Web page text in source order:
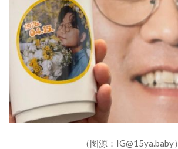
（图源：IG@15ya.baby）